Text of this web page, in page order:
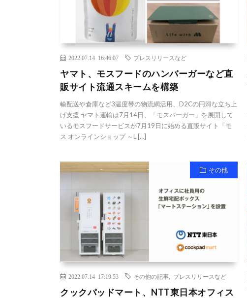
2022.07.14 16:46:07 プレスリリースなど
ヤマト、モスフードのハンバーガーなど直
販サイト流通スキームを構築
輸配送や倉庫など3温度帯の物流網活用、D2Cの円滑な立ち上
げ支援 ヤマト運輸は7月14日、「モスバーガー」を展開して
いるモスフードサービスが7月19日に始める直販サイト「モ
ス オンラインショップ ～L […]
その他
2022.07.14 17:19:53 その他の記事 プレスリリースなど
クックパッドマート、NTT東日本オフィス